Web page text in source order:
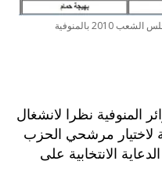
بالمنوفية
المنوفية نظرا لانشغال
لاختيار مرشحي الحزب
الانتخابية على